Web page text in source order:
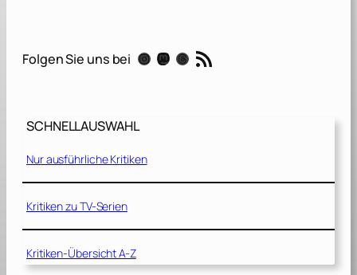
[
1
Folgen Sie uns bei Instagram Mastodon Threads RSS-Feed
SCHNELLAUSWAHL
Nur ausführliche Kritiken
Kritiken zu TV-Serien
Kritiken-Übersicht A-Z